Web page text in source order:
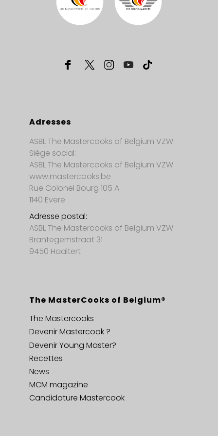
Adresses
ASBL The Mastercooks of Belgium VZW
Siège social:
ASBL The Mastercooks of Belgium VZW
www.mastercooks.be
Rue Colonel Bourg 105 A
1140 Evere
Adresse postal:
ASBL The Mastercooks of Belgium VZW
Brantegemstraat 31
9450 Haaltert
The MasterCooks of Belgium®
The Mastercooks
Devenir Mastercook ?
Devenir Young Master?
Recettes
News
MCM magazine
Candidature Mastercook